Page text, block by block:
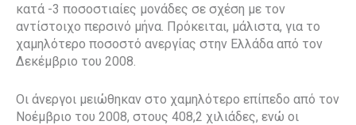
κατά -3 ποσοστιαίες μονάδες σε σχέση με τον
αντίστοιχο περσινό μήνα. Πρόκειται, μάλιστα, για το
χαμηλότερο ποσοστό ανεργίας στην Ελλάδα από τον
Δεκέμβριο του 2008.
Οι άνεργοι μειώθηκαν στο χαμηλότερο επίπεδο από τον
Νοέμβριο του 2008, στους 408,2 χιλιάδες, ενώ οι